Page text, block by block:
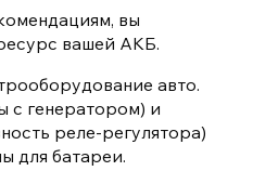
вы
вашей АКБ.
авто.
с генератором) и
реле-регулятора)
для батареи.